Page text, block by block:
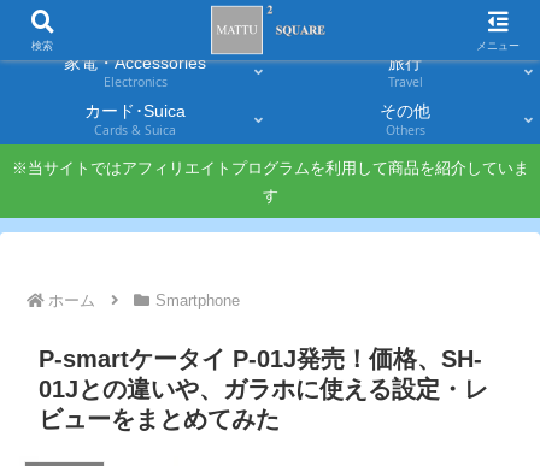
家電・Accessories
Electronics
旅行
Travel
カード･Suica
Cards & Suica
その他
Others
※当サイトではアフィリエイトプログラムを利用して商品を紹介していま
す
ホーム Smartphone
P-smartケータイ P-01J発売！価格、SH-
01Jとの違いや、ガラホに使える設定・レ
ビューをまとめてみた
検索 メニュー